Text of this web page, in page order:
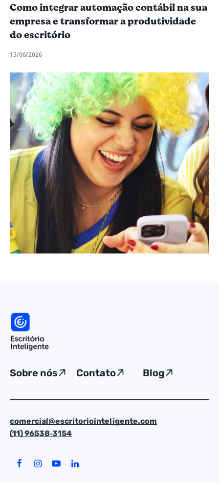
Como integrar automação contábil na sua
empresa e transformar a produtividade
do escritório
15/06/2026
Sobre nós Contato Blog
comercial@escritoriointeligente.com
(11) 96538‑3154